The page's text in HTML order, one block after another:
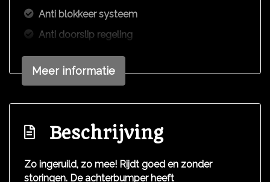
Anti blokkeer systeem
Anti doorslip regeling
Bestuurdersairbag
Elektronisch stabiliteits programma
Passagiersairbag
Zij airbag(s) voor
Meer informatie
Beschrijving
Zo ingeruild, zo mee! Rijdt goed en zonder
storingen. De achterbumper heeft